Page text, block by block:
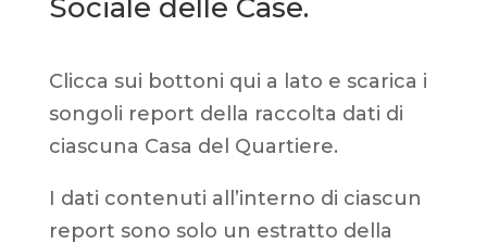
Sociale delle Case.
Clicca sui bottoni qui a lato e scarica i
songoli report della raccolta dati di
ciascuna Casa del Quartiere.
I dati contenuti all’interno di ciascun
report sono solo un estratto della